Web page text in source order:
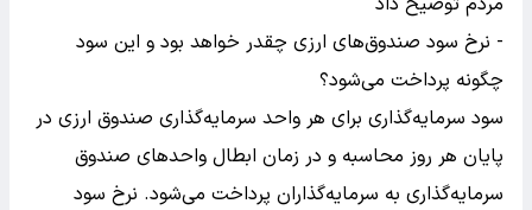
- نرخ سود صندوق‌های ارزی چقدر خواهد بود و این سود
چگونه پرداخت می‌شود؟
سود سرمایه‌گذاری برای هر واحد سرمایه‌گذاری صندوق ارزی در
پایان هر روز محاسبه و در زمان ابطال واحدهای صندوق
سرمایه‌گذاری به سرمایه‌گذاران پرداخت می‌شود. نرخ سود